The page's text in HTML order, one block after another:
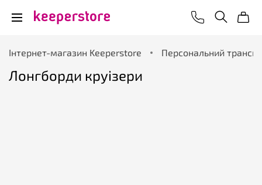
Інтернет-магазин Keeperstore Персональний
Лонгборди круізери